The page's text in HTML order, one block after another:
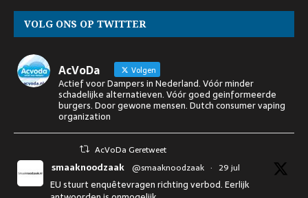
VOLG ONS OP TWITTER
AcVoDa Volgen
Actief voor Dampers in Nederland. Vóór minder
schadelijke alternatieven. Vóór goed geinformeerde
burgers. Door gewone mensen. Dutch consumer vaping
organization
AcVoDa Geretweet
smaaknoodzaak @smaaknoodzaak · 29 jul
EU stuurt enquêtevragen richting verbod. Eerlijk